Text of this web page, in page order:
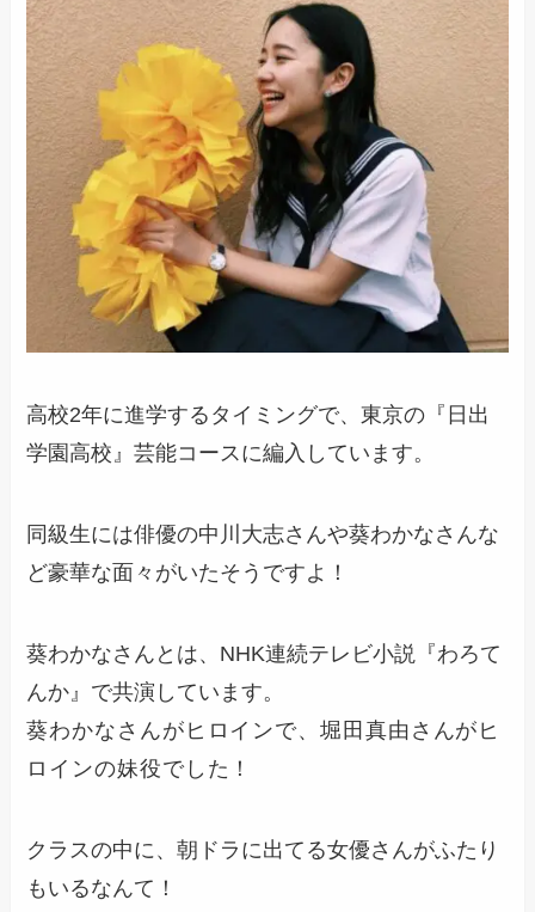
高校2年に進学するタイミングで、東京の『日出
学園高校』芸能コースに編入しています。
同級生には俳優の中川大志さんや葵わかなさんな
ど豪華な面々がいたそうですよ！
葵わかなさんとは、NHK連続テレビ小説『わろて
んか』で共演 しています。
葵わかなさんがヒロインで、堀田真由さんがヒ
ロインの妹役でした！
クラスの中に、朝ドラに出てる女優さんがふたり
もいるなんて！